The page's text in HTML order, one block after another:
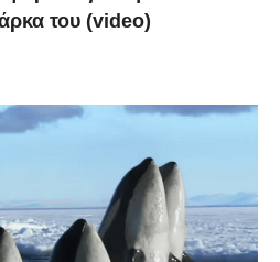
του (video)